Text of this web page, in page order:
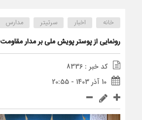
خانه اخبار سرتیتر مدارس
رونمایی از پوستر پویش ملی بر مدار مقاومت
کد خبر : 8336
10 آذر 1403 - 20:55